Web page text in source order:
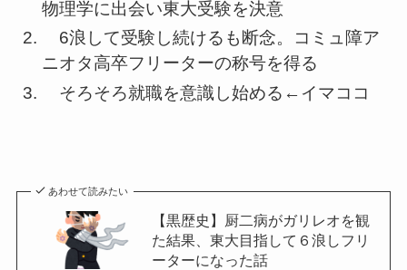
物理学に出会い東大受験を決意
6浪して受験し続けるも断念。コミュ障ア
ニオタ高卒フリーターの称号を得る
そろそろ就職を意識し始める←イマココ
あわせて読みたい
【黒歴史】厨二病がガリレオを観
た結果、東大目指して６浪しフリ
ーターになった話